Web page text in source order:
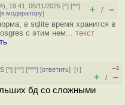
4), 19:41, 05/11/2025 [^] [^^]
к модератору] + / –
в sqlite время хранится в
с этим нем... текст
[^] [^^] [^^^] [ответить][↑]
–1
+ / –
бд со сложными